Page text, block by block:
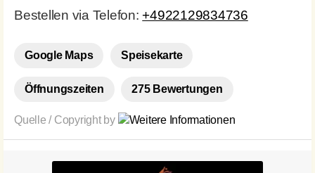
Bestellen via Telefon: +4922129834736
Google Maps Speisekarte
Öffnungszeiten 275 Bewertungen
Quelle / Copyright by